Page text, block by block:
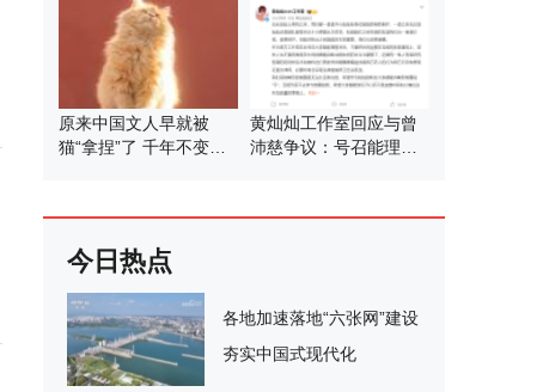
原来中国文人早就被
猫“拿捏”了 千年不变的
黄灿灿工作室回应与曾
沛慈争议：号召能理智
今日热点
各地加速落地“六张网”建设
夯实中国式现代化